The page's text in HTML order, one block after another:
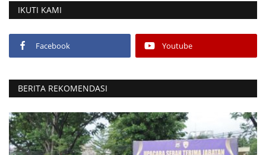
IKUTI KAMI
Facebook Youtube
BERITA REKOMENDASI